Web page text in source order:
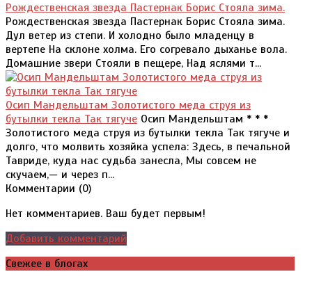
Рождественская звезда Пастернак Борис Стояла зима.
Рождественская звезда Пастернак Борис Стояла зима.
Дул ветер из степи. И холодно было младенцу в
вертепе На склоне холма. Его согревало дыханье вола.
Домашние звери Стояли в пещере, Над яслями т...
Осип Мандельштам Золотистого меда струя из
бутылки текла Так тягуче Осип Мандельштам * * *
Золотистого меда струя из бутылки текла Так тягуче и
долго, что молвить хозяйка успела: Здесь, в печальной
Тавриде, куда нас судьба занесла, Мы совсем не
скучаем,— и через п...
Комментарии (0)
Нет комментариев. Ваш будет первым!
Добавить комментарий
Свежее в блогах